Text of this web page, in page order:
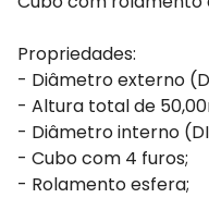
Propriedades:
- Diâmetro externo
- Altura total de
- Diâmetro interno
- Cubo com 4 furos;
- Rolamento esfera;